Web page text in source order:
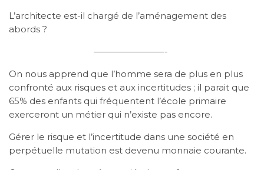
L’architecte est-il chargé de l’aménagement des
abords ?
————————-
On nous apprend que l’homme sera de plus en plus
confronté aux risques et aux incertitudes ; il parait que
65% des enfants qui fréquentent l’école primaire
exerceront un métier qui n’existe pas encore.
Gérer le risque et l’incertitude dans une société en
perpétuelle mutation est devenu monnaie courante.